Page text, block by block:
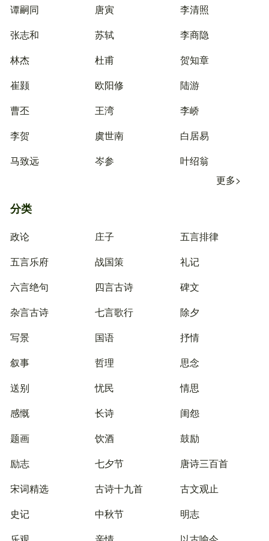
谭嗣同
唐寅
李清照
张志和
苏轼
李商隐
林杰
杜甫
贺知章
崔颢
欧阳修
陆游
曹丕
王湾
李峤
李贺
虞世南
白居易
马致远
岑参
叶绍翁
更多>
分类
政论 庄子
五言排律
五言乐府
战国策
礼记
六言绝句
四言古诗
碑文
杂言古诗
七言歌行
除夕
写景
国语
抒情
叙事
哲理
思念
送别
忧民
情思
感慨
长诗
闺怨
题画
饮酒
鼓励
励志
七夕节
唐诗三百首
宋词精选
古诗十九首
古文观止
史记
中秋节
明志